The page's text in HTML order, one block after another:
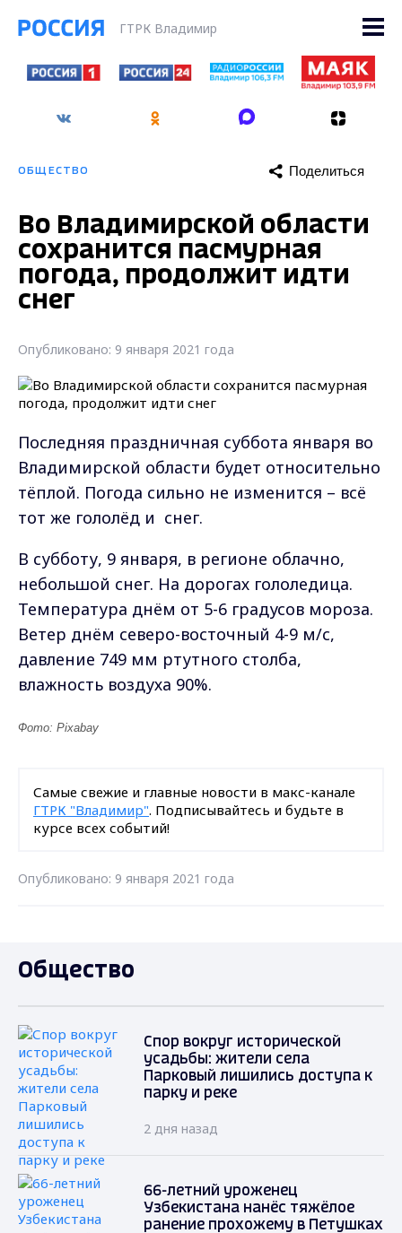
ГТРК Владимир
ОБЩЕСТВО Поделиться
Во Владимирской области
сохранится пасмурная
погода, продолжит идти
снег
Опубликовано: 9 января 2021 года
Последняя праздничная суббота января во
Владимирской области будет относительно
тёплой. Погода сильно не изменится – всё
тот же гололёд и снег.
В субботу, 9 января, в регионе облачно,
небольшой снег. На дорогах гололедица.
Температура днём от 5-6 градусов мороза.
Ветер днём северо-восточный 4-9 м/с,
давление 749 мм ртутного столба,
влажность воздуха 90%.
Фото: Pixabay
Самые свежие и главные новости в макс-канале
ГТРК "Владимир". Подписывайтесь и будьте в
курсе всех событий!
Опубликовано: 9 января 2021 года
Общество
Спор вокруг исторической
усадьбы: жители села
Парковый лишились доступа к
парку и реке
2 дня назад
66-летний уроженец
Узбекистана нанёс тяжёлое
ранение прохожему в Петушках